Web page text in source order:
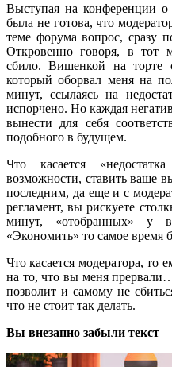
Выступая на конференции
была не готова, что
теме форума вопрос, сразу
Откровенно говоря, в тот
сбило. Вишенкой на торте
который оборвал меня на
минут, ссылаясь на
испорчено. Но каждая
вынести для себя
подобного в будущем.
Что касается
возможности, ставить ваше
последним, да еще и с
регламент, вы рискуете
минут, «отобранных» у
«Экономить» то самое время
Что касается модератора,
на то, что вы меня
позволит и самому не
что не стоит так делать.
Вы внезапно забыли текст